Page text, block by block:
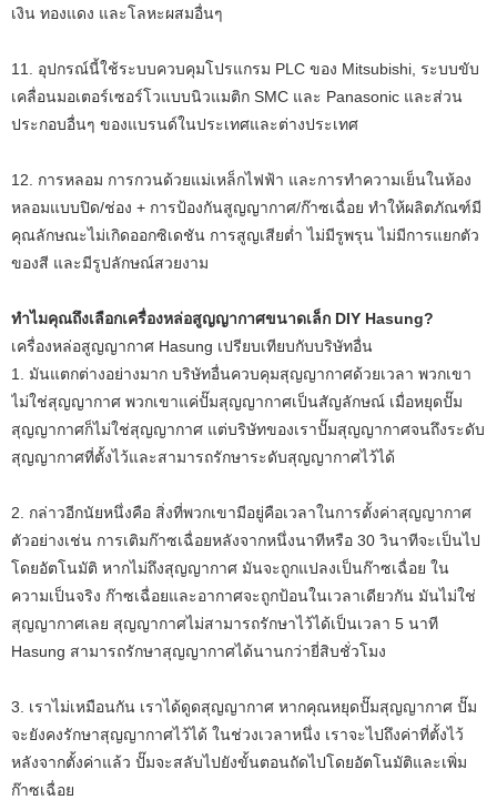
เงิน ทองแดง และโลหะผสมอื่นๆ
11. อุปกรณ์นี้ใช้ระบบควบคุมโปรแกรม PLC ของ Mitsubishi, ระบบขับ
เคลื่อนมอเตอร์เซอร์โวแบบนิวแมติก SMC และ Panasonic และส่วน
ประกอบอื่นๆ ของแบรนด์ในประเทศและต่างประเทศ
12. การหลอม การกวนด้วยแม่เหล็กไฟฟ้า และการทำความเย็นในห้อง
หลอมแบบปิด/ช่อง + การป้องกันสูญญากาศ/ก๊าซเฉื่อย ทำให้ผลิตภัณฑ์มี
คุณลักษณะไม่เกิดออกซิเดชัน การสูญเสียต่ำ ไม่มีรูพรุน ไม่มีการแยกตัว
ของสี และมีรูปลักษณ์สวยงาม
ทำไมคุณถึงเลือกเครื่องหล่อสูญญากาศขนาดเล็ก DIY Hasung?
เครื่องหล่อสูญญากาศ Hasung เปรียบเทียบกับบริษัทอื่น
1. มันแตกต่างอย่างมาก บริษัทอื่นควบคุมสุญญากาศด้วยเวลา พวกเขา
ไม่ใช่สุญญากาศ พวกเขาแค่ปั๊มสุญญากาศเป็นสัญลักษณ์ เมื่อหยุดปั๊ม
สุญญากาศก็ไม่ใช่สุญญากาศ แต่บริษัทของเราปั๊มสุญญากาศจนถึงระดับ
สุญญากาศที่ตั้งไว้และสามารถรักษาระดับสุญญากาศไว้ได้
2. กล่าวอีกนัยหนึ่งคือ สิ่งที่พวกเขามีอยู่คือเวลาในการตั้งค่าสุญญากาศ
ตัวอย่างเช่น การเติมก๊าซเฉื่อยหลังจากหนึ่งนาทีหรือ 30 วินาทีจะเป็นไป
โดยอัตโนมัติ หากไม่ถึงสุญญากาศ มันจะถูกแปลงเป็นก๊าซเฉื่อย ใน
ความเป็นจริง ก๊าซเฉื่อยและอากาศจะถูกป้อนในเวลาเดียวกัน มันไม่ใช่
สุญญากาศเลย สุญญากาศไม่สามารถรักษาไว้ได้เป็นเวลา 5 นาที
Hasung สามารถรักษาสุญญากาศได้นานกว่ายี่สิบชั่วโมง
3. เราไม่เหมือนกัน เราได้ดูดสุญญากาศ หากคุณหยุดปั๊มสุญญากาศ ปั๊ม
จะยังคงรักษาสุญญากาศไว้ได้ ในช่วงเวลาหนึ่ง เราจะไปถึงค่าที่ตั้งไว้
หลังจากตั้งค่าแล้ว ปั๊มจะสลับไปยังขั้นตอนถัดไปโดยอัตโนมัติและเพิ่ม
ก๊าซเฉื่อย